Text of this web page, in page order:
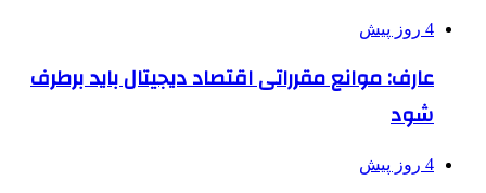
4 روز پیش
عارف: موانع مقرراتی اقتصاد دیجیتال باید برطرف
شود
4 روز پیش